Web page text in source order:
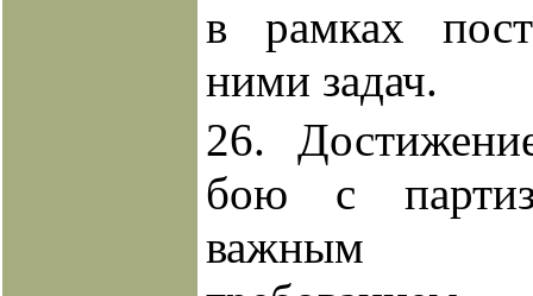
в рамках
ними задач.
26.
бою с
важным